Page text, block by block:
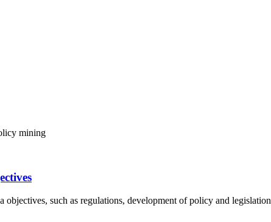
mining
such as regulations, development of policy and legislation